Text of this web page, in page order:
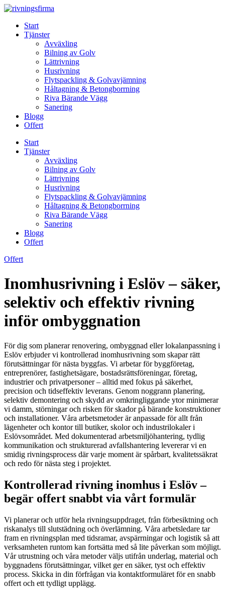
Skip
contentStart
Tjänster
Avväxling
Bilning av Golv
Lättrivning
Husrivning
Flytspackling & Golvavjämning
Håltagning & Betongborrning
Riva Bärande Vägg
Sanering
Blogg
Offert
Start
Tjänster
Avväxling
Bilning av Golv
Lättrivning
Husrivning
Flytspackling & Golvavjämning
Håltagning & Betongborrning
Riva Bärande Vägg
Sanering
Blogg
Offert
Offert
Inomhusrivning i Eslöv – säker,
selektiv och effektiv rivning
inför ombyggnation
För dig som planerar renovering, ombyggnad eller lokalanpassning i
Eslöv erbjuder vi kontrollerad inomhusrivning som skapar rätt
förutsättningar för nästa byggfas. Vi arbetar för byggföretag,
entreprenörer, fastighetsägare, bostadsrättsföreningar, företag,
industrier och privatpersoner – alltid med fokus på säkerhet,
precision och tidseffektiv leverans. Genom noggrann planering,
selektiv demontering och skydd av omkringliggande ytor minimerar
vi damm, störningar och risken för skador på bärande konstruktioner
och installationer. Våra arbetsmetoder är anpassade för allt från
lägenheter och kontor till butiker, skolor och industrilokaler i
Eslövsområdet. Med dokumenterad arbetsmiljöhantering, tydlig
kommunikation och strukturerad avfallshantering levererar vi en
smidig rivningsprocess där varje moment är spårbart, kvalitetssäkrat
och redo för nästa steg i projektet.
Kontrollerad rivning inomhus i Eslöv –
begär offert snabbt via vårt formulär
Vi planerar och utför hela rivningsuppdraget, från förbesiktning och
riskanalys till slutstädning och överlämning. Våra arbetsledare tar
fram en rivningsplan med tidsramar, avspärrningar och logistik så att
verksamheten runtom kan fortsätta med så lite påverkan som möjligt.
Vår utrustning och våra metoder väljs utifrån underlag, material och
byggnadens förutsättningar, vilket ger en säker, tyst och effektiv
process. Skicka in din förfrågan via kontaktformuläret för en snabb
offert och ett tydligt upplägg.